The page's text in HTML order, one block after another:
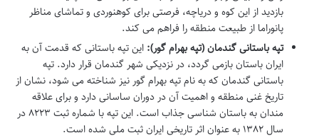
بازدید از این کوه و دریاچه، فرصتی برای کوهنوردی و تماشای مناظر
پانوراما از طبیعت منطقه را فراهم می کند.
تپه باستانی گندمان (تپه بهرام گور): این تپه باستانی که قدمت آن به
ایران باستان بازمی گردد، در نزدیکی شهر گندمان قرار دارد. تپه
باستانی گندمان که به نام تپه بهرام گور نیز شناخته می شود، نشان از
تاریخ غنی منطقه و اهمیت آن در دوران ساسانی دارد و برای علاقه
مندان به باستان شناسی جذاب است. این تپه با شماره ثبت ۸۲۲۳ در
سال ۱۳۸۲ به عنوان اثر تاریخی ایران ثبت ملی شده است.